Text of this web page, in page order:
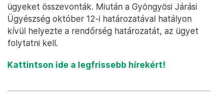
ügyeket összevonták. Miután a Gyöngyösi Járási
Ügyészség október 12-i határozatával hatályon
kívül helyezte a rendőrség határozatát, az ügyet
folytatni kell.
Kattintson ide a legfrissebb hírekért!